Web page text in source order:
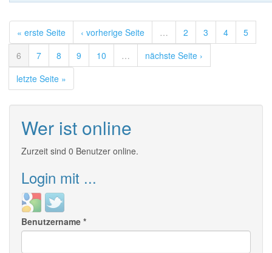
« erste Seite ‹ vorherige Seite … 2 3 4
5
6
7 8 9 10 …
nächste Seite ›
letzte Seite »
Wer ist online
Zurzeit sind 0 Benutzer online.
Login mit ...
Login
with
Google
Login
with
Twitter
Benutzername *